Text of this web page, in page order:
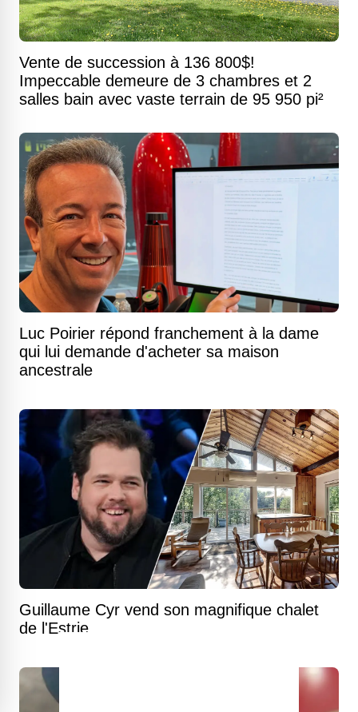
Vente de succession à 136 800$!
Impeccable demeure de 3 chambres et 2
salles bain avec vaste terrain de 95 950 pi²
Luc Poirier répond franchement à la dame
qui lui demande d'acheter sa maison
ancestrale
Guillaume Cyr vend son magnifique chalet
de l'Estrie